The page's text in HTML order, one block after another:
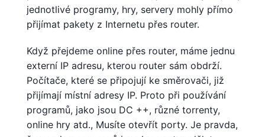
jednotlivé programy, hry, servery mohly přímo
přijímat pakety z Internetu přes router.
Když přejdeme online přes router, máme jednu
externí IP adresu, kterou router sám obdrží.
Počítače, které se připojují ke směrovači, již
přijímají místní adresy IP. Proto při používání
programů, jako jsou DC ++, různé torrenty,
online hry atd., Musíte otevřít porty. Je pravda,